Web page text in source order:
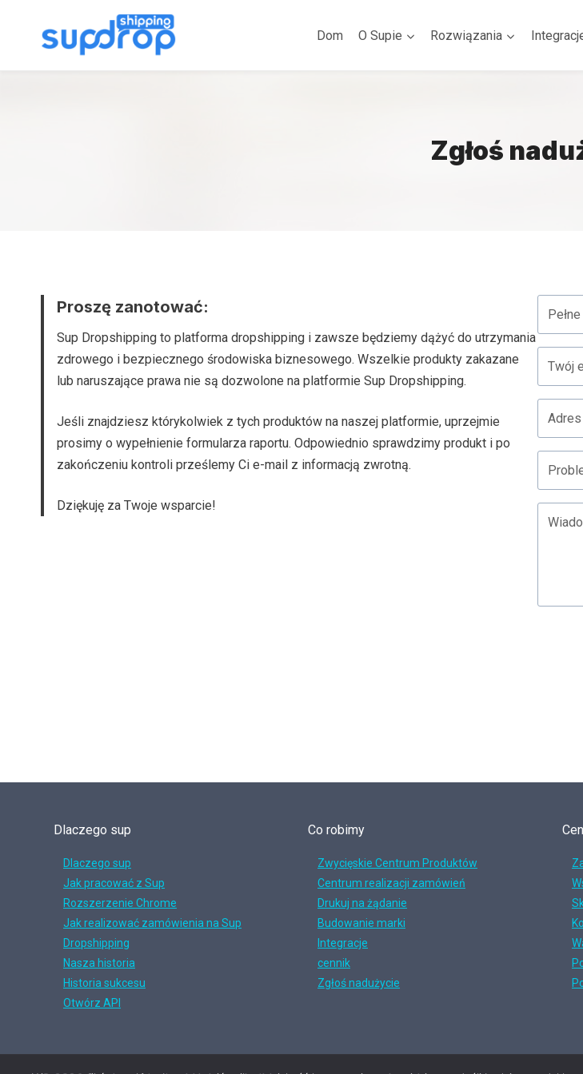
Dom O Supie Rozwiązania
Zgłoś
Proszę zanotować:
Sup Dropshipping to platforma dropshipping i zawsze będziemy dążyć do utrzymania
zdrowego i bezpiecznego środowiska biznesowego. Wszelkie produkty zakazane
lub naruszające prawa nie są dozwolone na platformie Sup Dropshipping.
Jeśli znajdziesz którykolwiek z tych produktów na naszej platformie, uprzejmie
prosimy o wypełnienie formularza raportu. Odpowiednio sprawdzimy produkt i po
zakończeniu kontroli prześlemy Ci e-mail z informacją zwrotną.
Dziękuję za Twoje wsparcie!
Dlaczego sup
Dlaczego sup
Jak pracować z Sup
Rozszerzenie Chrome
Jak realizować zamówienia na Sup
Dropshipping
Nasza historia
Historia sukcesu
Otwórz API
Co robimy
Zwycięskie Centrum Produktów
Centrum realizacji zamówień
Drukuj na żądanie
Budowanie marki
Integracje
cennik
Zgłoś nadużycie